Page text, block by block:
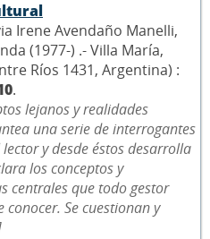
Irene Avendaño Manelli,
(1977-) .- Villa María,
Ríos 1431, Argentina) :
.
lejanos y realidades
una serie de interrogantes
y desde éstos desarrolla
los conceptos y
centrales que todo gestor
conocer. Se cuestionan y